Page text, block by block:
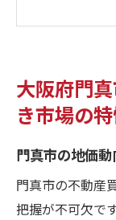
エリ
不動産買替
地域特
門真市
地域の
大阪府門
き市場の
門真市の地価
門真市の不動産
把握が不可欠で